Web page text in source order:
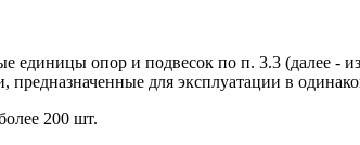
единицы опор и подвесок по п. 3.3 (далее -
предназначенные для эксплуатации в
200 шт.